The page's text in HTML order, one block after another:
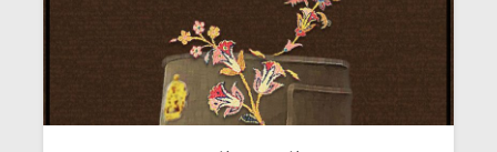
بدنام ترین باش